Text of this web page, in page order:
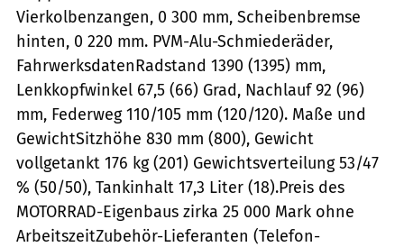
Vierkolbenzangen, 0 300 mm, Scheibenbremse
hinten, 0 220 mm. PVM-Alu-Schmiederäder,
FahrwerksdatenRadstand 1390 (1395) mm,
Lenkkopfwinkel 67,5 (66) Grad, Nachlauf 92 (96)
mm, Federweg 110/105 mm (120/120). Maße und
GewichtSitzhöhe 830 mm (800), Gewicht
vollgetankt 176 kg (201) Gewichtsverteilung 53/47
% (50/50), Tankinhalt 17,3 Liter (18).Preis des
MOTORRAD-Eigenbaus zirka 25 000 Mark ohne
ArbeitszeitZubehör-Lieferanten (Telefon-